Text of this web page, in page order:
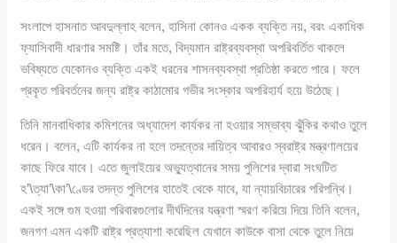
সংলাপে হাসনাত আবদুল্লাহ বলেন, হাসিনা কোনও একক ব্যক্তি নয়, বরং একাধিক
ফ্যাসিবাদী ধারণার সমষ্টি। তাঁর মতে, বিদ্যমান রাষ্ট্রব্যবস্থা অপরিবর্তিত থাকলে
ভবিষ্যতে যেকোনও ব্যক্তি একই ধরনের শাসনব্যবস্থা প্রতিষ্ঠা করতে পারে। ফলে
প্রকৃত পরিবর্তনের জন্য রাষ্ট্র কাঠামোর গভীর সংস্কার অপরিহার্য হয়ে উঠেছে।
তিনি মানবাধিকার কমিশনের অধ্যাদেশ কার্যকর না হওয়ার সম্ভাব্য ঝুঁকির কথাও তুলে
ধরেন। বলেন, এটি কার্যকর না হলে তদন্তের দায়িত্ব আবারও স্বরাষ্ট্র মন্ত্রণালয়ের
কাছে ফিরে যাবে। এতে জুলাইয়ের অভ্যুত্থানের সময় পুলিশের দ্বারা সংঘটিত
হ’\ত্যা’\কা’\ণ্ডের তদন্ত পুলিশের হাতেই থেকে যাবে, যা ন্যায়বিচারের পরিপন্থি।
একই সঙ্গে গুম হওয়া পরিবারগুলোর দীর্ঘদিনের যন্ত্রণা স্মরণ করিয়ে দিয়ে তিনি বলেন,
জনগণ এমন একটি রাষ্ট্র প্রত্যাশা করেছিল যেখানে কাউকে বাসা থেকে তুলে নিয়ে